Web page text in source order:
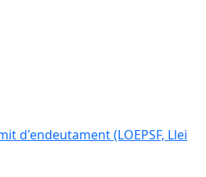
d'endeutament (LOEPSF, Llei